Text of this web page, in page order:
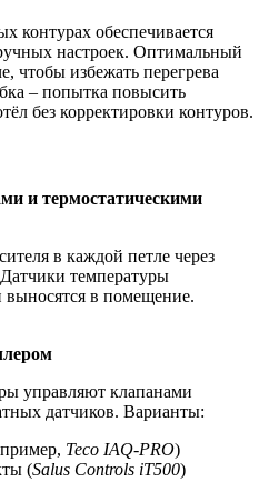
контурах обеспечивается
настроек. Оптимальный
чтобы избежать перегрева
– попытка повысить
без корректировки контуров.
и термостатическими
в каждой петле через
температуры
в помещение.
управляют клапанами
датчиков. Варианты:
Teco IAQ-PRO)
(Salus Controls iT500)